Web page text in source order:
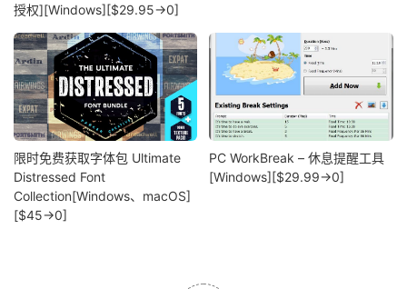
授权][Windows][$29.95→0]
限时免费获取字体包 Ultimate
Distressed Font
Collection[Windows、macOS]
[$45→0]
PC WorkBreak – 休息提醒工具
[Windows][$29.99→0]